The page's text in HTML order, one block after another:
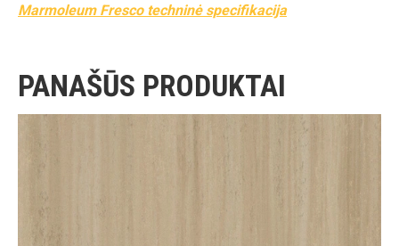
Marmoleum Fresco techninė specifikacija
PANAŠŪS PRODUKTAI